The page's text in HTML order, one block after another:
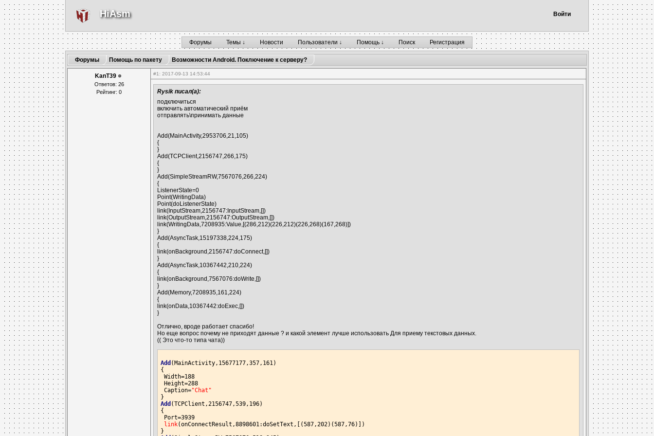
HiAsm Войти
Форумы Темы ↓ Новости Пользователи ↓ Помощь ↓ Поиск Регистрация
Форумы Помощь по пакету Возможности Android. Поключение к серверу?
KanT39
Ответов: 26
Рейтинг: 0
#1 : 2017-09-13 14:53:44
Rysik писал(а):
подключиться
включить автоматический приём
отправлять\принимать данные
Add(MainActivity,2953706,21,105)
{
}
Add(TCPClient,2156747,266,175)
{
}
Add(SimpleStreamRW,7567076,266,224)
{
ListenerState=0
Point(WritingData)
Point(doListenerState)
link(InputStream,2156747:InputStream,[])
link(OutputStream,2156747:OutputStream,[])
link(WritingData,7208935:Value,[(286,212)(226,212)(226,268)(167,268)])
}
Add(AsyncTask,15197338,224,175)
{
link(onBackground,2156747:doConnect,[])
}
Add(AsyncTask,10367442,210,224)
{
link(onBackground,7567076:doWrite,[])
}
Add(Memory,7208935,161,224)
{
link(onData,10367442:doExec,[])
}
Отлично, вроде работает спасибо!
Но еще вопрос почему не приходят данные ? и какой элемент лучше использовать Для приему текстовых данных.
(( Это что-то типа чата))
Add (MainActivity,15677177,357,161)
{
Width=188
Height=288
Caption="Chat"
Add (TCPClient,2156747,539,196)
{
Port=3939
link(onConnectResult,8898601:doSetText,[(587,202)(587,76)])